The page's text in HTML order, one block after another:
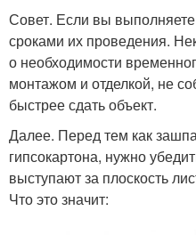
Совет. Если вы
сроками их проведения.
о необходимости
монтажом и отделкой, не
быстрее сдать объект.
Далее. Перед тем как
гипсокартона, нужно
выступают за плоскость
Что это значит: